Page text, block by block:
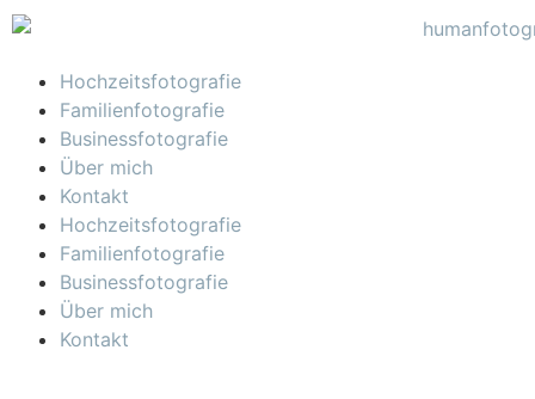
Hochzeitsfotografie
Familienfotografie
Businessfotografie
Über mich
Kontakt
Hochzeitsfotografie
Familienfotografie
Businessfotografie
Über mich
Kontakt